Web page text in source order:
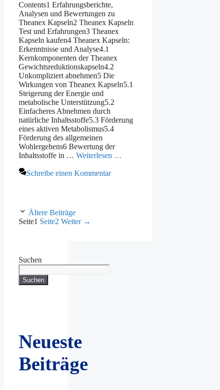
Contents1 Erfahrungsberichte,
Analysen und Bewertungen zu
Theanex Kapseln2 Theanex Kapseln
Test und Erfahrungen3 Theanex
Kapseln kaufen4 Theanex Kapseln:
Erkenntnisse und Analyse4.1
Kernkomponenten der Theanex
Gewichtsreduktionskapseln4.2
Unkompliziert abnehmen5 Die
Wirkungen von Theanex Kapseln5.1
Steigerung der Energie und
metabolische Unterstützung5.2
Einfacheres Abnehmen durch
natürliche Inhaltsstoffe5.3 Förderung
eines aktiven Metabolismus5.4
Förderung des allgemeinen
Wohlergehens6 Bewertung der
Inhaltsstoffe in … Weiterlesen …
Schreibe einen Kommentar
Ältere Beiträge
Seite1 Seite2 Weiter →
Suchen
Suchen
Neueste
Beiträge